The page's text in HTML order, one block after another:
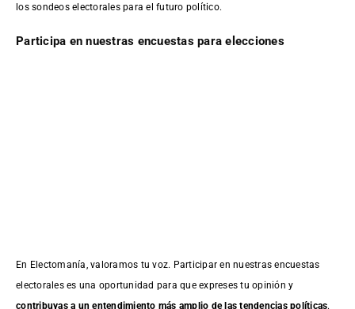
los sondeos electorales para el futuro político.
Participa en nuestras encuestas para elecciones
En Electomanía, valoramos tu voz. Participar en nuestras encuestas
electorales es una oportunidad para que expreses tu opinión y
contribuyas a un entendimiento más amplio de las tendencias políticas.